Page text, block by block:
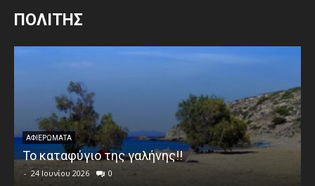
ΠΟΛΙΤΗΣ
ΑΦΙΕΡΩΜΑΤΑ
Το καταφύγιο της γαλήνης!!
- 24 Ιουνίου 2026 0